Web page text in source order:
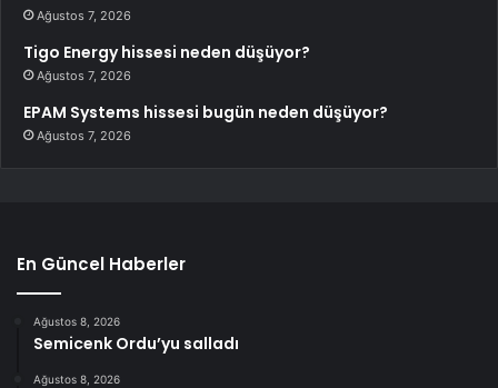
Ağustos 7, 2026
Tigo Energy hissesi neden düşüyor?
Ağustos 7, 2026
EPAM Systems hissesi bugün neden düşüyor?
Ağustos 7, 2026
En Güncel Haberler
Ağustos 8, 2026
Semicenk Ordu’yu salladı
Ağustos 8, 2026